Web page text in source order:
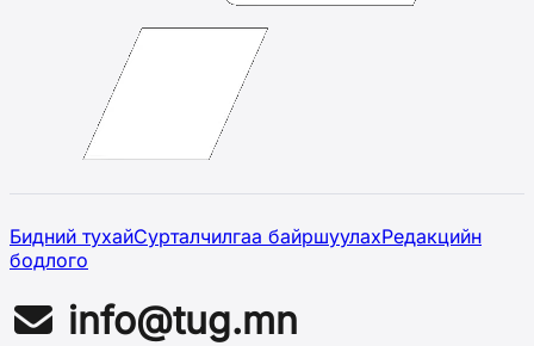
Бидний тухайСурталчилгаа байршуулахРедакцийн
бодлого
info@tug.mn